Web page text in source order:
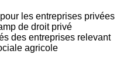
les entreprises privées
de droit privé
des entreprises relevant
agricole